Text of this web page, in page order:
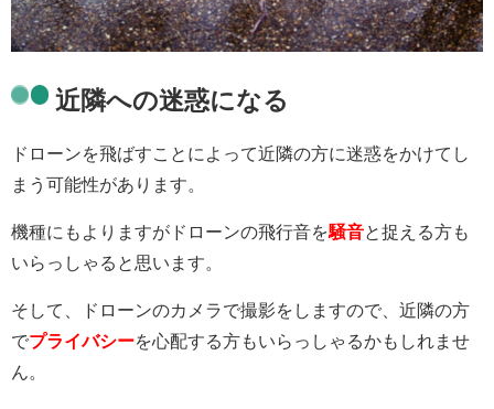
近隣への迷惑になる
ドローンを飛ばすことによって近隣の方に迷惑をかけてし
まう可能性があります。
機種にもよりますがドローンの飛行音を騒音と捉える方も
いらっしゃると思います。
そして、ドローンのカメラで撮影をしますので、近隣の方
でプライバシーを心配する方もいらっしゃるかもしれませ
ん。